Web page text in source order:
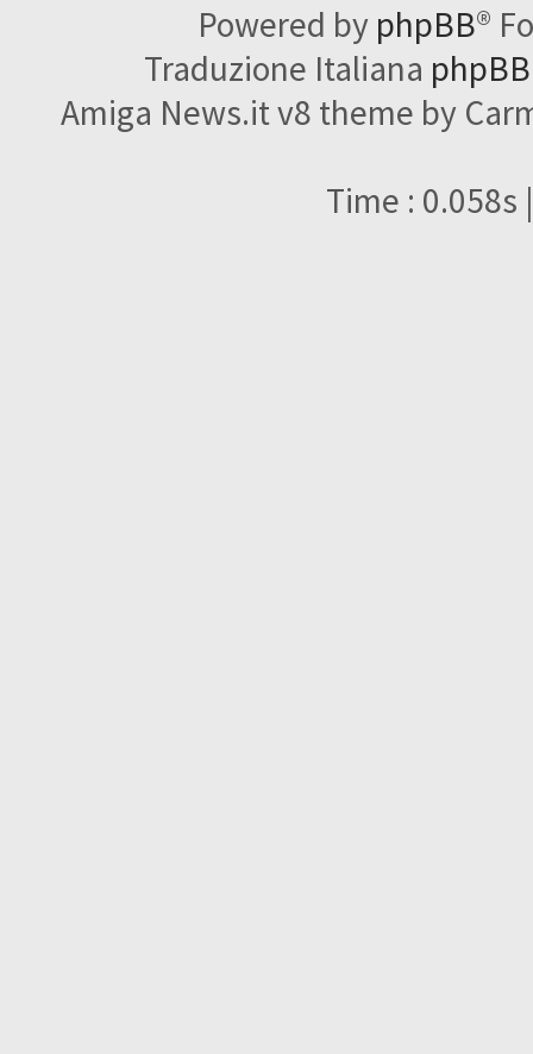
Powered by phpBB®
Traduzione Italiana
Amiga News.it v8 theme by
Time : 0.058s